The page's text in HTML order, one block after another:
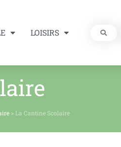
LOISIRS
> La Cantine Scolaire